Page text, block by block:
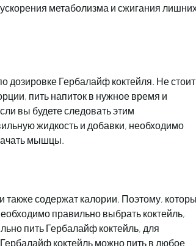
метаболизма и сжигания
дозировке Гербалайф коктейля. Не стоит
пить напиток в нужное время и
вы будете следовать этим
жидкость и добавки, необходимо
мышцы.
также содержат калории. Поэтому,
правильно выбрать коктейль,
пить Гербалайф коктейль, для
коктейль можно пить в любое